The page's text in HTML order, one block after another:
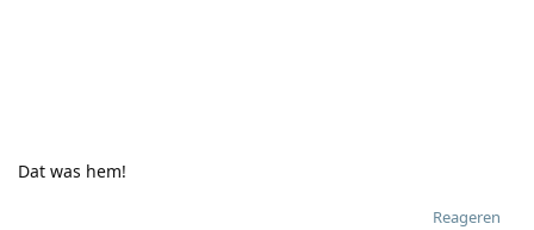
Dat was hem!
Reageren